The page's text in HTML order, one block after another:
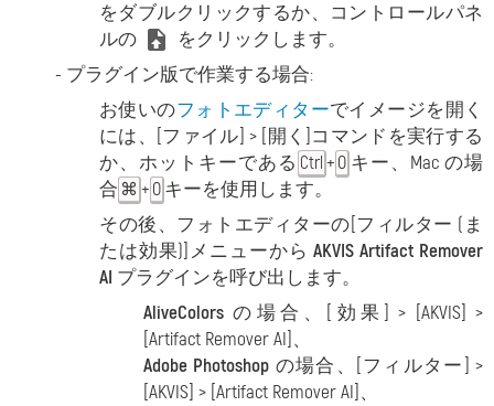
をダブルクリックするか、コントロールパネ
ルの
をクリックします。
- プラグイン版で作業する場合:
お使いのフォトエディターでイメージを開く
には、
[ファイル] > [開く]コマンドを実行する
か、ホットキーである Ctrl + O キー、Mac の場
合 ⌘ + O キーを使用します。
その後、フォトエディターの[フィルター (ま
たは効果)]メニューからAKVIS Artifact Remover
AI プラグインを呼び出します。
AliveColors の場合、[効果] > [AKVIS] >
[Artifact Remover AI]、
Adobe Photoshop の場合、[フィルター] >
[AKVIS] > [Artifact Remover AI]、